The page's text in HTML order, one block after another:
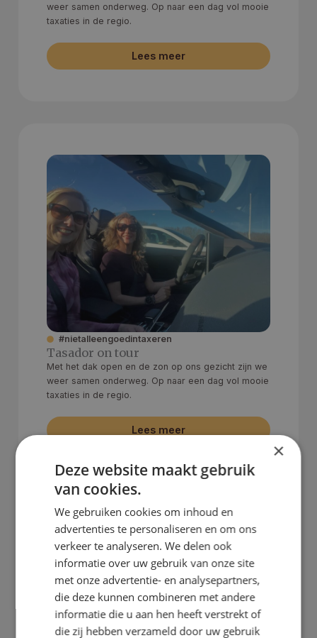
weer samen onderweg. Op naar een dag vol mooie
taxaties in de regio.
Lees meer
#nietalleengoedintaxeren
Tasador on tour
Met het dak open en de zon op ons gezicht zijn we
weer samen onderweg. Op naar een dag vol mooie
taxaties in de regio.
Lees meer
×
Deze website maakt gebruik
van cookies.
We gebruiken cookies om inhoud en
advertenties te personaliseren en om ons
verkeer te analyseren. We delen ook
informatie over uw gebruik van onze site
met onze advertentie- en analysepartners,
die deze kunnen combineren met andere
informatie die u aan hen heeft verstrekt of
die zij hebben verzameld door uw gebruik